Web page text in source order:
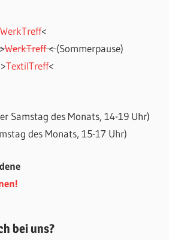
WerkTreff<
WerkTreff<(Sommerpause)
TextilTreff<
Samstag des Monats, 14-19 Uhr)
des Monats, 15-17 Uhr)
bei uns?